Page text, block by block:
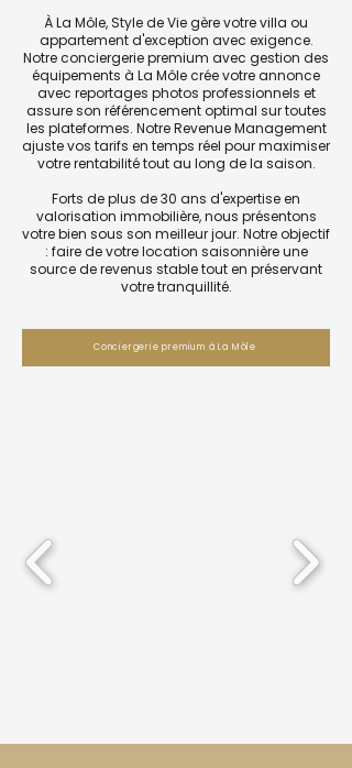
À La Môle, Style de Vie gère votre villa ou
appartement d'exception avec exigence.
Notre conciergerie premium avec gestion des
équipements à La Môle crée votre annonce
avec reportages photos professionnels et
assure son référencement optimal sur toutes
les plateformes. Notre Revenue Management
ajuste vos tarifs en temps réel pour maximiser
votre rentabilité tout au long de la saison.
Forts de plus de 30 ans d'expertise en
valorisation immobilière, nous présentons
votre bien sous son meilleur jour. Notre objectif
: faire de votre location saisonnière une
source de revenus stable tout en préservant
votre tranquillité.
Conciergerie premium à La Môle